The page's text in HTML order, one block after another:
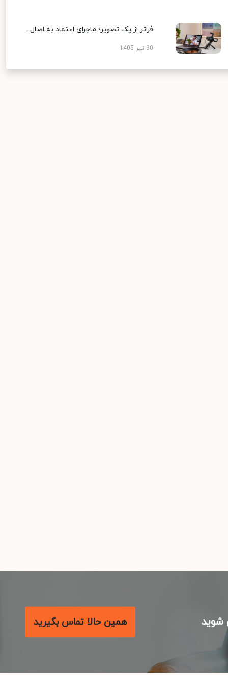
فراتر از یک تصویر؛ ماجرای اعتماد به اصال...
30 تیر 1405
همین حالا تماس بگیرید